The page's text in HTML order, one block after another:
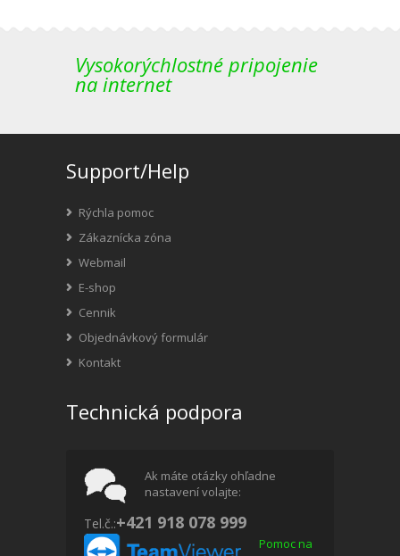
Vysokorýchlostné pripojenie
na internet
Support/Help
Rýchla pomoc
Zákaznícka zóna
Webmail
E-shop
Cennik
Objednávkový formulár
Kontakt
Technická podpora
Ak máte otázky ohľadne
nastavení volajte:
Tel.č.:+421 918 078 999
Pomoc na